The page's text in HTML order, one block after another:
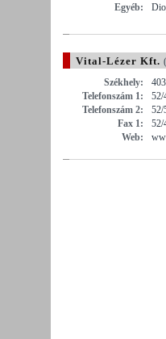
Egyéb:
Vital-Lézer Kft.
Székhely:
Telefonszám 1:
52/
Telefonszám 2:
52/
Fax 1:
52/
Web: